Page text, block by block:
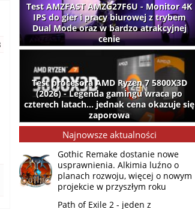
Test AMZFAST AMZG27F6U - Monitor 4K
IPS do gier i pracy biurowej z trybem
Dual Mode oraz w bardzo atrakcyjnej
cenie
Test procesora AMD Ryzen 7 5800X3D
(2026) - Legenda gamingu wraca po
czterech latach... jednak cena okazuje się
zaporowa
Najnowsze aktualności
Gothic Remake dostanie nowe
usprawnienia. Alkimia luźno o
planach rozwoju, więcej o nowym
projekcie w przyszłym roku
Path of Exile 2 - jeden z